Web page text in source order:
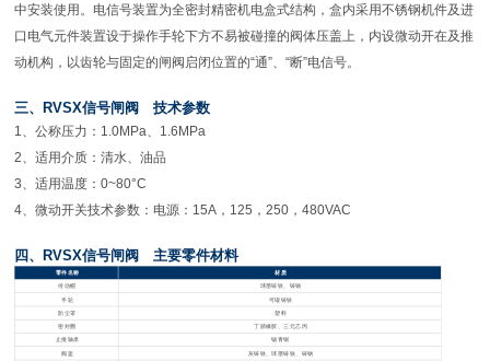
中安装使用。电信号装置为全密封精密机电盒式结构，盒内采用不锈钢机件及进
口电气元件装置设于操作手轮下方不易被碰撞的阀体压盖上，内设微动开在及推
动机构，以齿轮与固定的闸阀启闭位置的“通”、“断”电信号。
三、RVSX信号闸阀 技术参数
1、公称压力：1.0MPa、1.6MPa
2、适用介质：清水、油品
3、适用温度：0~80°C
4、微动开关技术参数：电源：15A，125，250，480VAC
四、RVSX信号闸阀 主要零件材料
零件名称
材质
传动帽
球墨铸铁、铸钢
手轮
可锻铸铁
防尘罩
塑料
密封圈
丁腈橡胶、三元乙丙
止推轴承
锡青铜
阀盖
灰铸铁、球墨铸铁、铸钢